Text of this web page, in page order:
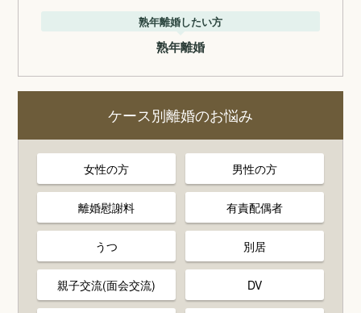
熟年離婚したい方
熟年離婚
ケース別離婚のお悩み
女性の方 男性の方
離婚慰謝料 有責配偶者
うつ 別居
親子交流(面会交流) DV